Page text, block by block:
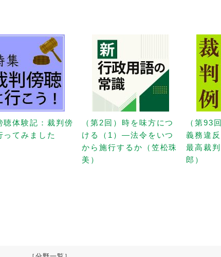
聴体験記：裁判傍
ってみました
（第2回）時を味方につ
ける（1）—法令をいつ
から施行するか（笠松珠
美）
（第93
義務違
最高裁
郎）